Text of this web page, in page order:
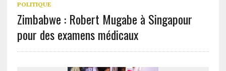
POLITIQUE
Zimbabwe : Robert Mugabe à Singapour
pour des examens médicaux